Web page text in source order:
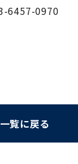
0970
覧に戻る